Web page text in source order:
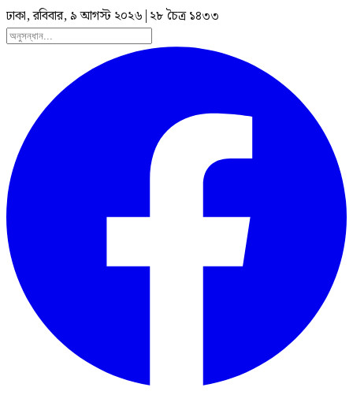
ঢাকা, রবিবার, ৯ আগস্ট ২০২৬ | ২৮ চৈত্র ১৪৩৩